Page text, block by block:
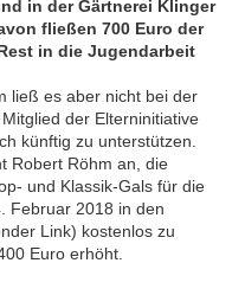
in der Gärtnerei Klinger
fließen 700 Euro der
in die Jugendarbeit
ließ es aber nicht bei der
der Elterninitiative
künftig zu unterstützen.
Robert Röhm an, die
und Klassik-Gals für die
Februar 2018 in den
Link) kostenlos zu
Euro erhöht.